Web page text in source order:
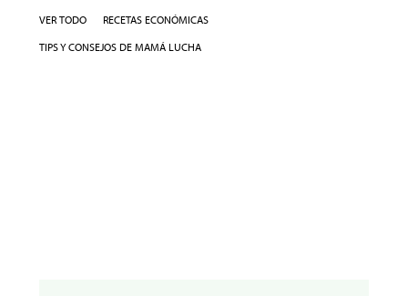
VER TODO
RECETAS ECONÓMICAS
TIPS Y CONSEJOS DE MAMÁ LUCHA